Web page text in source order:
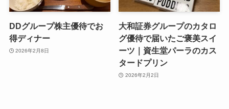
DDグループ株主優待でお
得ディナー
2026年2月8日
大和証券グループのカタロ
グ優待で届いたご褒美スイ
ーツ｜資生堂パーラのカス
タードプリン
2026年2月2日